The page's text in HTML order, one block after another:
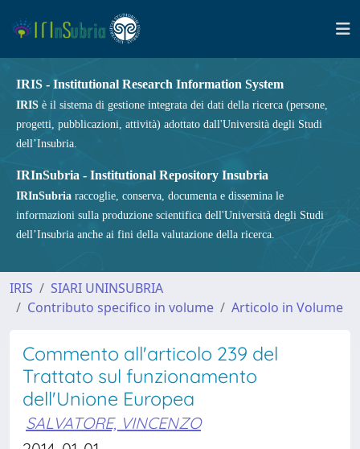
IRIS - Institutional Research Information System
IRIS è il sistema di gestione integrata dei dati della ricerca (persone,
progetti, pubblicazioni, attività) adottato dall'Università degli Studi
dell’Insubria.
IRInSubria - Institutional Repository Insubria
IRInSubria raccoglie, conserva, documenta e dissemina le
informazioni sulla produzione scientifica dell'Università degli Studi
dell’Insubria anche ai fini della valutazione della ricerca.
IRIS
SIARI UNINSUBRIA
Contributo specifico in volume
Articolo in Volume
Commento all'articolo 239 del
Trattato sul funzionamento
dell'Unione Europea
SALVATORE, VINCENZO